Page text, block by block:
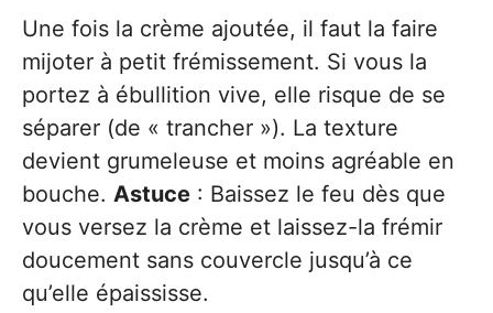
Une fois la crème ajoutée, il faut la faire
mijoter à petit frémissement. Si vous la
portez à ébullition vive, elle risque de se
séparer (de « trancher »). La texture
devient grumeleuse et moins agréable en
bouche. Astuce : Baissez le feu dès que
vous versez la crème et laissez-la frémir
doucement sans couvercle jusqu’à ce
qu’elle épaississe.